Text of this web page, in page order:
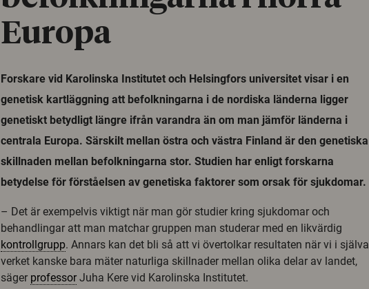
Europa
Forskare vid Karolinska Institutet och Helsingfors universitet visar i en
genetisk kartläggning att befolkningarna i de nordiska länderna ligger
genetiskt betydligt längre ifrån varandra än om man jämför länderna i
centrala Europa. Särskilt mellan östra och västra Finland är den genetiska
skillnaden mellan befolkningarna stor. Studien har enligt forskarna
betydelse för förståelsen av genetiska faktorer som orsak för sjukdomar.
– Det är exempelvis viktigt när man gör studier kring sjukdomar och
behandlingar att man matchar gruppen man studerar med en likvärdig
kontrollgrupp. Annars kan det bli så att vi övertolkar resultaten när vi i själva
verket kanske bara mäter naturliga skillnader mellan olika delar av landet,
säger professorJuha Kere vid Karolinska Institutet.